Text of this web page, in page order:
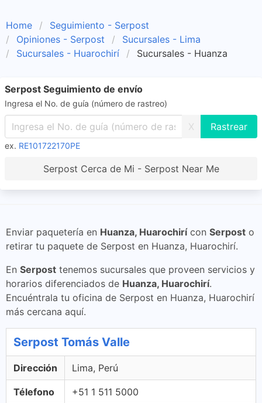
Home
Seguimiento - Serpost
Opiniones - Serpost
Sucursales - Lima
Sucursales - Huarochirí
Sucursales - Huanza
Serpost Seguimiento de envío
Ingresa el No. de guía (número de rastreo)
X
ex. RE101722170PE
Serpost Cerca de Mi - Serpost Near Me
Enviar paquetería en Huanza, Huarochirícon Serpost o
retirar tu paquete de Serpost en Huanza, Huarochirí.
En Serpost tenemos sucursales que proveen servicios y
horarios diferenciados de Huanza, Huarochirí.
Encuéntrala tu oficina de Serpost en Huanza, Huarochirí
más cercana aquí.
Serpost Tomás Valle
Dirección Lima, Perú
Télefono +51 1 511 5000